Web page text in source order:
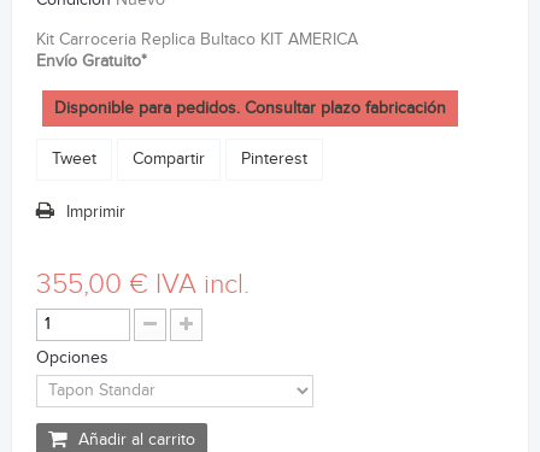
Kit Carroceria Replica Bultaco KIT AMERICA
Envío Gratuito*
Disponible para pedidos. Consultar plazo fabricación
Tweet Compartir Pinterest
Imprimir
355,00 € IVA incl.
Opciones
Añadir al carrito